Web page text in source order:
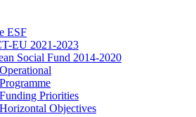
ESF
EU 2021-2023
So­cial Fund 2014-2020
Op­er­a­tional
Pro­gramme
Fund­ing Pri­or­i­ties
Hor­i­zon­tal Ob­jec­tives